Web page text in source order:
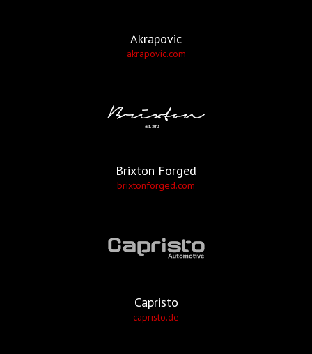
Akrapovic
akrapovic.com
Brixton Forged
brixtonforged.com
Capristo
capristo.de